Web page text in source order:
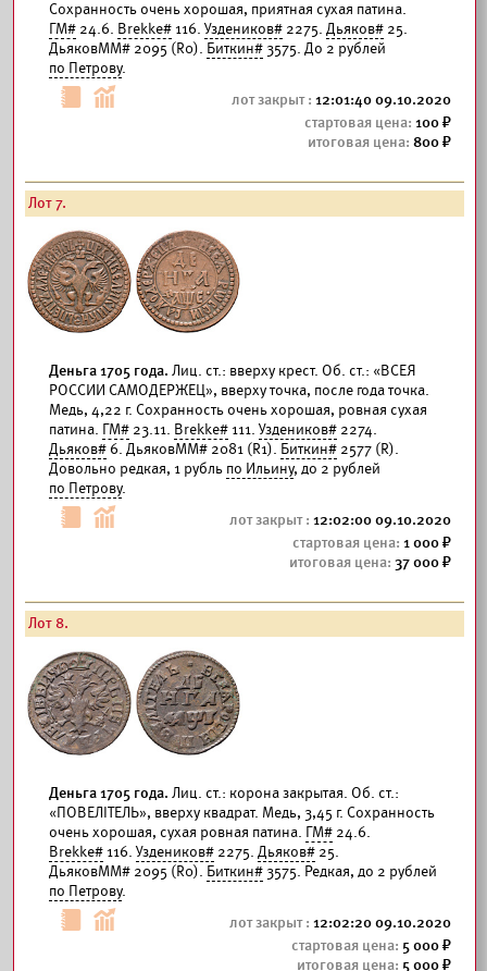
Сохранность очень хорошая, приятная сухая патина.
ГМ# 24.6. Brekke# 116. Уздеников# 2275. Дьяков# 25.
ДьяковММ# 2095 (R0). Биткин#3575. До 2 рублей
по Петрову.
12:01:40 09.10.2020
100
800
Лот 7.
Деньга 1705 года. Лиц. ст.: вверху крест. Об. ст.: «ВСЕЯ
РОССИИ САМОДЕРЖЕЦ», вверху точка, после года точка.
Медь, 4,22 г. Сохранность очень хорошая, ровная сухая
патина. ГМ# 23.11. Brekke# 111. Уздеников# 2274.
Дьяков# 6. ДьяковММ# 2081 (R1). Биткин# 2577 (R).
Довольно редкая, 1 рубль по Ильину, до 2 рублей
по Петрову.
12:02:00 09.10.2020
1 000
37 000
Лот 8.
Деньга 1705 года. Лиц. ст.: корона закрытая. Об. ст.:
«ПОВЕЛIТЕЛЬ», вверху квадрат. Медь, 3,45 г. Сохранность
очень хорошая, сухая ровная патина. ГМ# 24.6.
Brekke# 116. Уздеников# 2275. Дьяков# 25.
ДьяковММ# 2095 (R0). Биткин#3575. Редкая, до 2 рублей
по Петрову.
12:02:20 09.10.2020
5 000
5 000